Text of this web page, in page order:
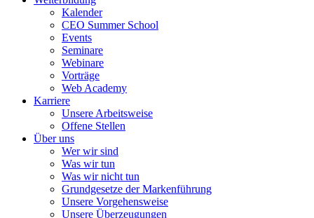
Kalender
CEO Summer School
Events
Seminare
Webinare
Vorträge
Web Academy
Karriere
Unsere Arbeitsweise
Offene Stellen
Über uns
Wer wir sind
Was wir tun
Was wir nicht tun
Grundgesetze der Markenführung
Unsere Vorgehensweise
Unsere Überzeugungen